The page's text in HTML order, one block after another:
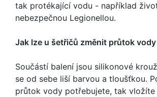
tak protékající vodu - například
nebezpečnou Legionellou.
Jak lze u šetřičů změnit průtok vody
Součástí balení jsou silikonové
se od sebe liší barvou a tloušťkou.
průtok vody potřebujete, tak